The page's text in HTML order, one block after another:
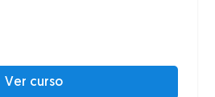
Ver curso